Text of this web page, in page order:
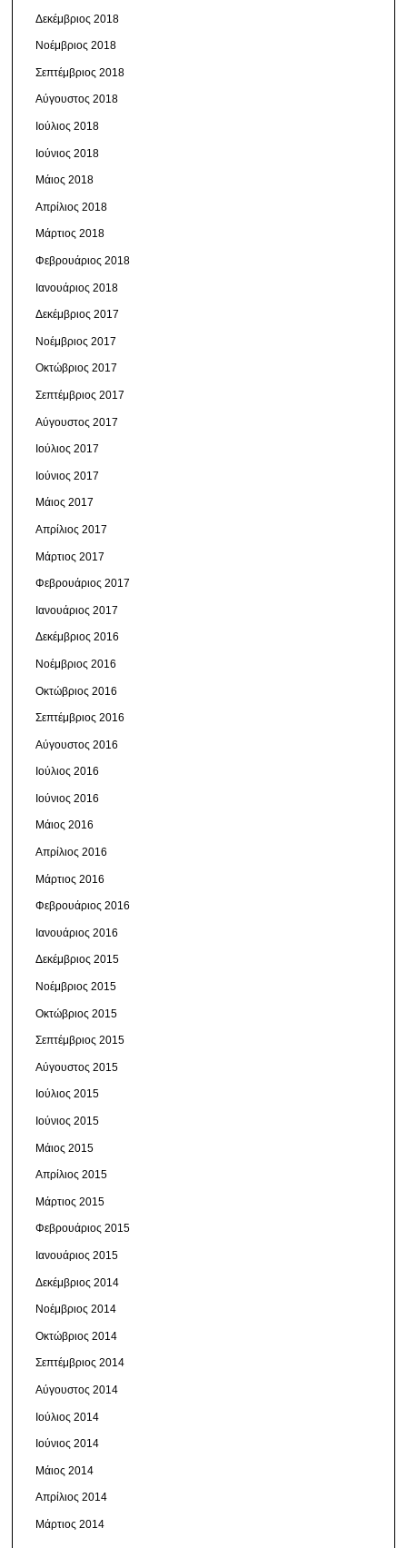
Δεκέμβριος 2018
Νοέμβριος 2018
Σεπτέμβριος 2018
Αύγουστος 2018
Ιούλιος 2018
Ιούνιος 2018
Μάιος 2018
Απρίλιος 2018
Μάρτιος 2018
Φεβρουάριος 2018
Ιανουάριος 2018
Δεκέμβριος 2017
Νοέμβριος 2017
Οκτώβριος 2017
Σεπτέμβριος 2017
Αύγουστος 2017
Ιούλιος 2017
Ιούνιος 2017
Μάιος 2017
Απρίλιος 2017
Μάρτιος 2017
Φεβρουάριος 2017
Ιανουάριος 2017
Δεκέμβριος 2016
Νοέμβριος 2016
Οκτώβριος 2016
Σεπτέμβριος 2016
Αύγουστος 2016
Ιούλιος 2016
Ιούνιος 2016
Μάιος 2016
Απρίλιος 2016
Μάρτιος 2016
Φεβρουάριος 2016
Ιανουάριος 2016
Δεκέμβριος 2015
Νοέμβριος 2015
Οκτώβριος 2015
Σεπτέμβριος 2015
Αύγουστος 2015
Ιούλιος 2015
Ιούνιος 2015
Μάιος 2015
Απρίλιος 2015
Μάρτιος 2015
Φεβρουάριος 2015
Ιανουάριος 2015
Δεκέμβριος 2014
Νοέμβριος 2014
Οκτώβριος 2014
Σεπτέμβριος 2014
Αύγουστος 2014
Ιούλιος 2014
Ιούνιος 2014
Μάιος 2014
Απρίλιος 2014
Μάρτιος 2014